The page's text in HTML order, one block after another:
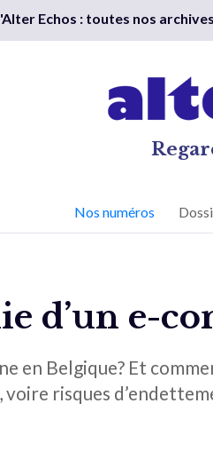
Echos : toutes nos
Nos numéros
d’un e-
en Belgique? Et
voire risques